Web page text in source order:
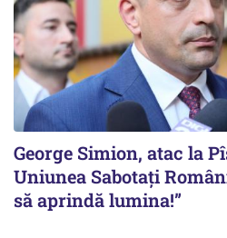
George Simion, atac la
Uniunea Sabotați
să aprindă lumina!”